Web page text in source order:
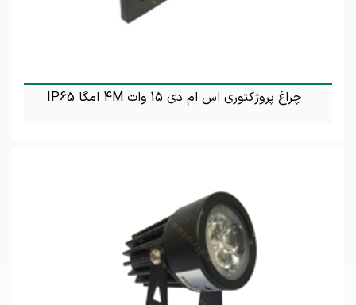
چراغ پروژکتوری اس ام دی 15 وات 4M امگا IP65